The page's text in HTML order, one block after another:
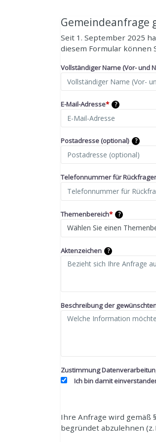
Gemeindeanfrage
Seit 1. September 2025
diesem Formular können
Vollständiger Name (Vor- und
E-Mail-Adresse* ?
Postadresse (optional) ?
Telefonnummer für
Themenbereich* ?
Aktenzeichen ?
Beschreibung der
Zustimmung
Ich bin damit
Ihre Anfrage wird gemäß
begründet abzulehnen